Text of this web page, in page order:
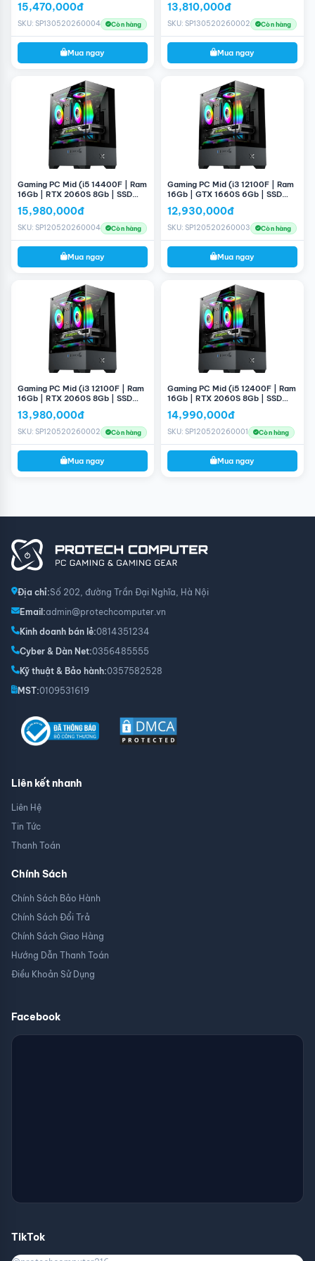
lỡ cơ hội sở hữu một cấu hình mạnh mẽ với mức giá hợp
hình 24'' 100Hz)
15,470,000đ
SKU: SP130520260004 Còn hàng
Mua ngay
hình 24'' 100Hz)
13,810,000đ
SKU: SP130520260002 Còn hàng
Mua ngay
Gaming PC Mid (i5 14400F | Ram
16Gb | RTX 2060S 8Gb | SSD
15,980,000đ
SKU: SP120520260004 Còn hàng
Mua ngay
Gaming PC Mid (i3 12100F | Ram
16Gb | GTX 1660S 6Gb | SSD
12,930,000đ
SKU: SP120520260003 Còn hàng
Mua ngay
Gaming PC Mid (i3 12100F | Ram
16Gb | RTX 2060S 8Gb | SSD
13,980,000đ
SKU: SP120520260002 Còn hàng
Mua ngay
Gaming PC Mid (i5 12400F | Ram
16Gb | RTX 2060S 8Gb | SSD
14,990,000đ
SKU: SP120520260001 Còn hàng
Mua ngay
Địa chỉ:Số 202, đường Trần Đại Nghĩa, Hà Nội
Email:admin@protechcomputer.vn
Kinh doanh bán lẻ:0814351234
Cyber & Dàn Net:0356485555
Kỹ thuật & Bảo hành:0357582528
MST:0109531619
Liên kết nhanh
Liên Hệ
Tin Tức
Thanh Toán
Chính Sách
Chính Sách Bảo Hành
Chính Sách Đổi Trả
Chính Sách Giao Hàng
Hướng Dẫn Thanh Toán
Điều Khoản Sử Dụng
Facebook
TikTok